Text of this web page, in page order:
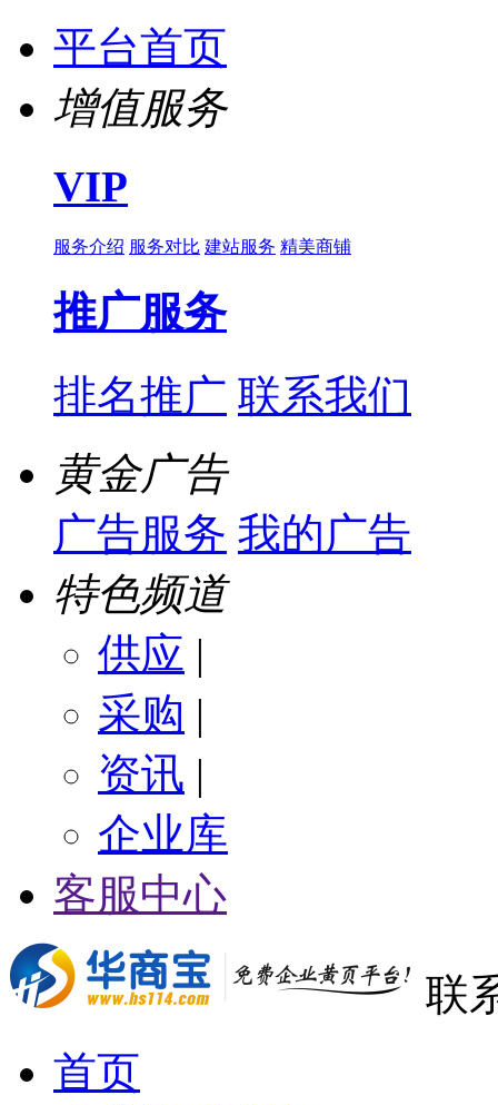
平台首页
增值服务
VIP
服务介绍 服务对比 建站服务 精美商铺
推广服务
排名推广 联系我们
黄金广告
广告服务 我的广告
特色频道
供应 |
采购 |
资讯 |
企业库
客服中心
联
首页